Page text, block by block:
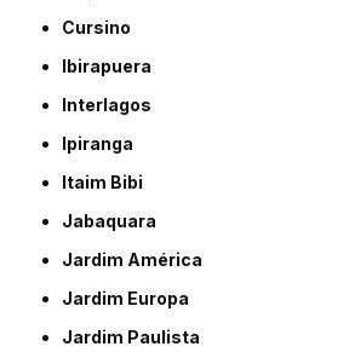
Cursino
Ibirapuera
Interlagos
Ipiranga
Itaim Bibi
Jabaquara
Jardim América
Jardim Europa
Jardim Paulista